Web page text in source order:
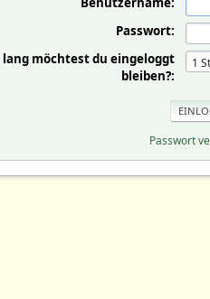
Passwort:
lang möchtest du eingeloggt
bleiben?:
Passwort